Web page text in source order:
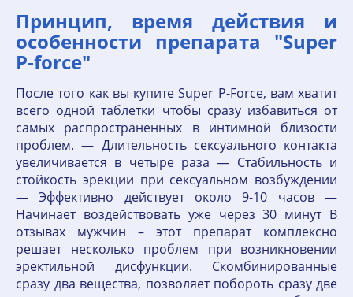
Принцип, время действия и
особенности препарата "Super
P-force"
После того как вы купите Super P-Force, вам хватит
всего одной таблетки чтобы сразу избавиться от
самых распространенных в интимной близости
проблем. — Длительность сексуального контакта
увеличивается в четыре раза — Стабильность и
стойкость эрекции при сексуальном возбуждении
— Эффективно действует около 9-10 часов —
Начинает воздействовать уже через 30 минут В
отзывах мужчин – этот препарат комплексно
решает несколько проблем при возникновении
эректильной дисфункции. Скомбинированные
сразу два вещества, позволяет побороть сразу две